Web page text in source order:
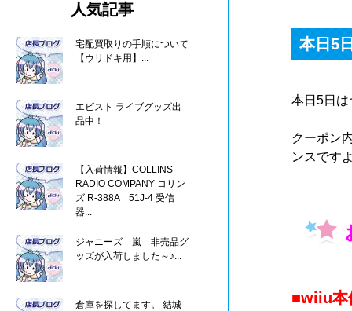
本日5
本日5日
クーポン
ンスです
■wiiu本
人気記事
宅配買取りの手順について
【ウリドキ用】...
エビスト ライブグッズ出
品中！
【入荷情報】COLLINS
RADIO COMPANY コリン
ズ R-388A 51J-4 受信
器...
ジャニーズ 嵐 非売品グ
ッズが入荷しました～♪...
倉庫を探してます。 結城